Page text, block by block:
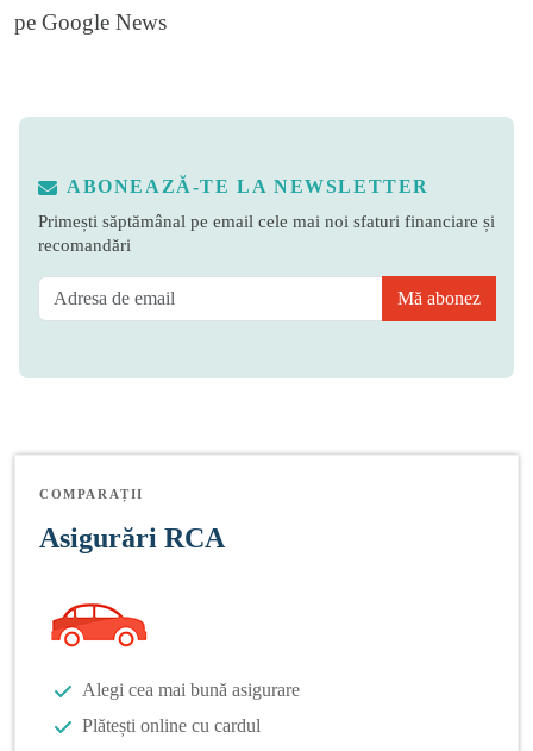
pe Google News
ABONEAZĂ-TE LA NEWSLETTER
Primești săptămânal pe email cele mai noi sfaturi financiare și
recomandări
Mă abonez
COMPARAȚII
Asigurări RCA
Alegi cea mai bună asigurare
Plătești online cu cardul